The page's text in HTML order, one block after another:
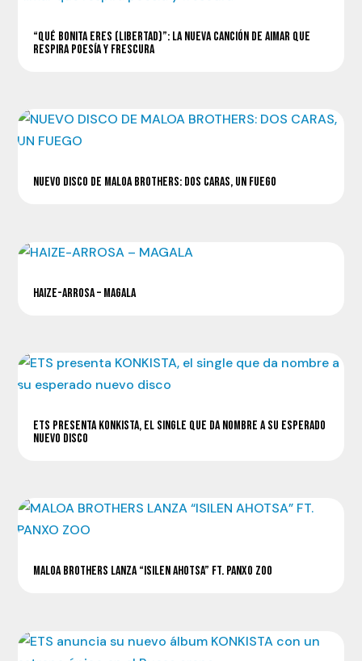
“QUÉ BONITA ERES (LIBERTAD)”: LA NUEVA CANCIÓN DE AIMAR QUE
RESPIRA POESÍA Y FRESCURA
NUEVO DISCO DE MALOA BROTHERS: DOS CARAS, UN FUEGO
HAIZE-ARROSA – MAGALA
ETS PRESENTA KONKISTA, EL SINGLE QUE DA NOMBRE A SU ESPERADO
NUEVO DISCO
MALOA BROTHERS LANZA “ISILEN AHOTSA” FT. PANXO ZOO